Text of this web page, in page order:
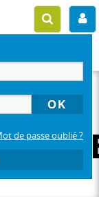
de passe oublié ?